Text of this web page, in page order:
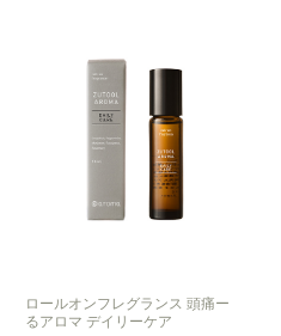
ロールオンフレグランス 頭痛ー
るアロマ デイリーケア